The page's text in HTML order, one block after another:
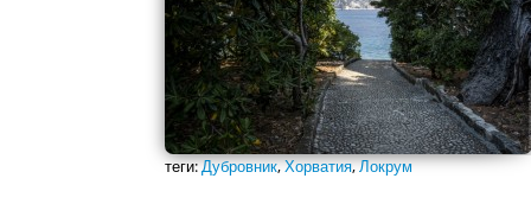
теги:Дубровник,Хорватия,Локрум